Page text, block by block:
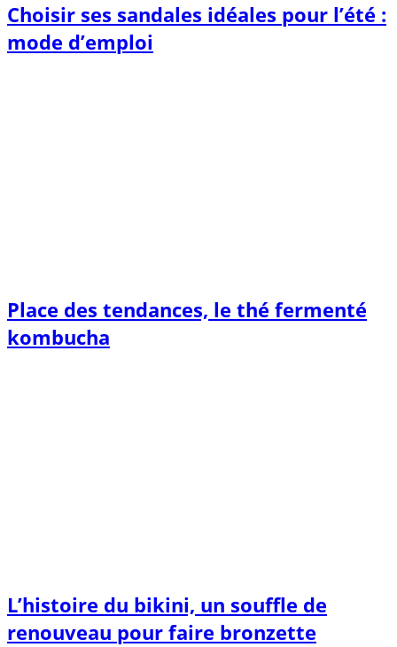
Choisir ses sandales idéales pour l’été :
mode d’emploi
Place des tendances, le thé fermenté
kombucha
L’histoire du bikini, un souffle de
renouveau pour faire bronzette